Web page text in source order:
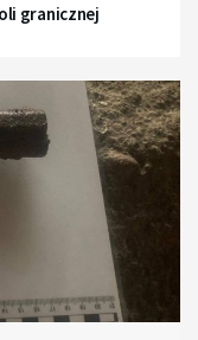
granicznej